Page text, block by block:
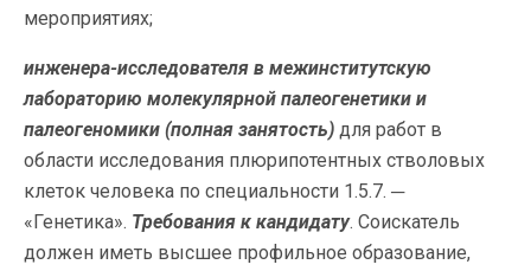
мероприятиях;
инженера-исследователя в межинститутскую
лабораторию молекулярной палеогенетики и
палеогеномики (полная занятость) для работ в
области исследования плюрипотентных стволовых
клеток человека по специальности 1.5.7. ─
«Генетика». Требования к кандидату. Соискатель
должен иметь высшее профильное образование,